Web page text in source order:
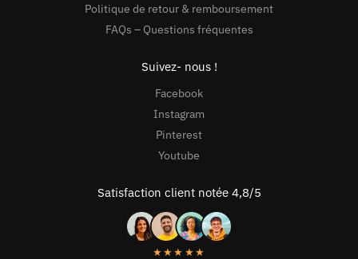
Politique de retour & remboursement
FAQs – Questions fréquentes
Suivez- nous !
Facebook
Instagram
Pinterest
Youtube
Satisfaction client notée 4,8/5
★★★★★